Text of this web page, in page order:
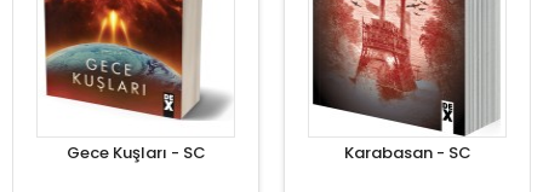
Gece Kuşları - SC Karabasan - SC